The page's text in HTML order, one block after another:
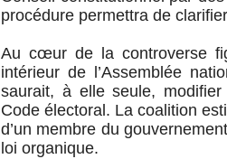
procédure permettra de
Au cœur de la controverse
intérieur de l’Assemblée
saurait, à elle seule,
Code électoral. La coalition
d’un membre du
loi organique.